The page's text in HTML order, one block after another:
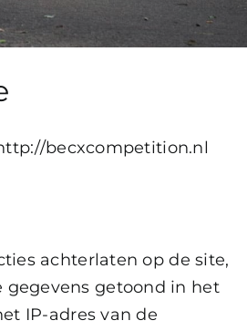
becxcompetition.nl
achterlaten op de site,
gegevens getoond in het
IP-adres van de